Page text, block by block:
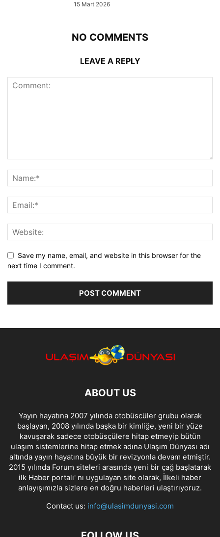
15 Mart 2026
NO COMMENTS
LEAVE A REPLY
Save my name, email, and website in this browser for the
next time I comment.
ABOUT US
Yayın hayatına 2007 yılında otobüscüler grubu olarak
başlayan, 2008 yılında başka bir kimliğe, yeni bir yüze
kavuşarak sadece otobüsçülere hitap etmeyip bütün
ulaşım sistemlerine hitap etmek adına Ulaşım Dünyası adı
altında yayın hayatına büyük bir revizyonla devam etmiştir.
2015 yılında Forum siteleri arasında yeni bir çağ başlatarak
ilk Haber portalı' nı uygulayan site olarak, İlkeli haber
anlayışımızla sizlere en doğru haberleri ulaştırıyoruz.
Contact us: info@ulasimdunyasi.com